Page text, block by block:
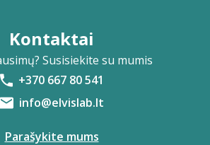
Kontaktai
Susisiekite su mumis
+370 667 80 541
info@elvislab.lt
Parašykite mums